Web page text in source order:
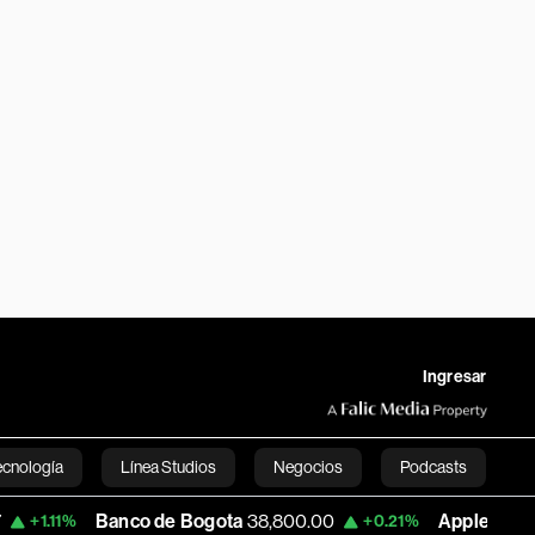
Ingresar
Línea Studios Negocios Podcasts
English
Banco de Bogota 38,800.00 +0.21% Apple 303.27